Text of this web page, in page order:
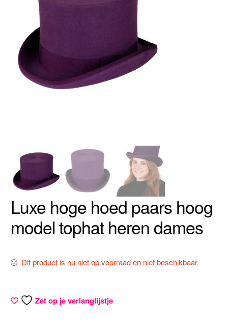
Luxe hoge hoed paars hoog
model tophat heren dames
Dit product is nu niet op voorraad en niet beschikbaar.
Zet op je verlanglijstje